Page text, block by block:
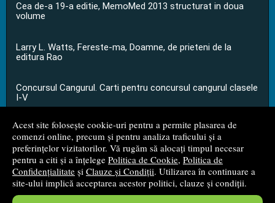
Acest site folosește cookie-uri pentru a permite plasarea de
comenzi online, precum și pentru analiza traficului și a
preferințelor vizitatorilor. Vă rugăm să alocați timpul necesar
pentru a citi și a înțelege Politica de Cookie, Politica de
Confidențialitate și Clauze și Condiții. Utilizarea în continuare a
site-ului implică acceptarea acestor politici, clauze și condiții.
Cea de-a 19-a editie, MemoMed 2013 structurat in doua
volume
Larry L. Watts, Fereste-ma, Doamne, de prieteni de la
editura Rao
Concursul Cangurul. Carti pentru concursul cangurul clasele
I-V
...toate știrile
© 2008 - 2026S.C. M.G. Net Distribution S.R.L.
Magazin onlinecreat deVital Soft